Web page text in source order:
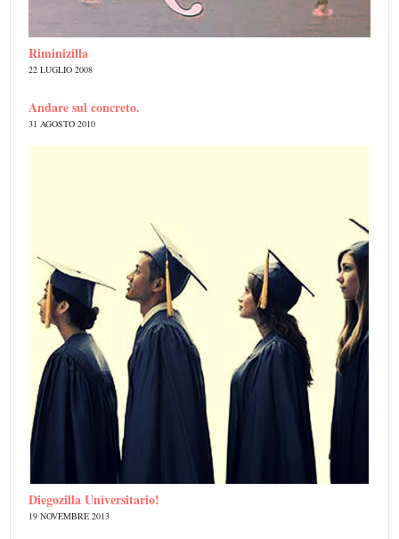
Riminizilla
22 LUGLIO 2008
Andare sul concreto.
31 AGOSTO 2010
Diegozilla Universitario!
19 NOVEMBRE 2013